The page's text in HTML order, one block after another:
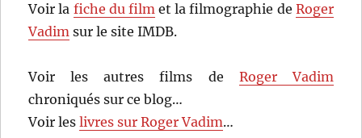
Voir la fiche du filmet la filmographie de Roger
Vadim sur le site IMDB.
Voir les autres films de Roger Vadim
chroniqués sur ce blog…
Voir leslivres sur Roger Vadim…